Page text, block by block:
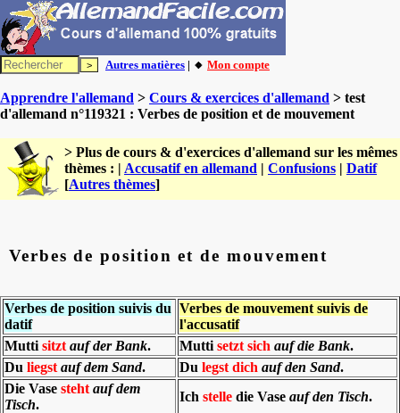
Autres matières | 🔸 Mon compte
Apprendre l'allemand > Cours & exercices d'allemand > test
d'allemand n°119321 : Verbes de position et de mouvement
> Plus de cours & d'exercices d'allemand sur les mêmes
thèmes : | Accusatif en allemand | Confusions | Datif
[Autres thèmes]
Verbes de position et de mouvement
Verbes de position suivis du
datif
Verbes de mouvement suivis de
l'accusatif
Mutti sitzt auf der Bank. Mutti setzt sich auf die Bank.
Du liegst auf dem Sand. Du legst dich auf den Sand.
Die Vase steht auf dem
Tisch.
Ich stelle die Vase auf den Tisch.